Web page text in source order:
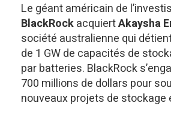
Le géant américain de
BlackRockacquiertAkaysha
société australienne qui
de 1 GW de capacités de
par batteries. BlackRock
700 millions de dollars pour
nouveaux projets de stockage